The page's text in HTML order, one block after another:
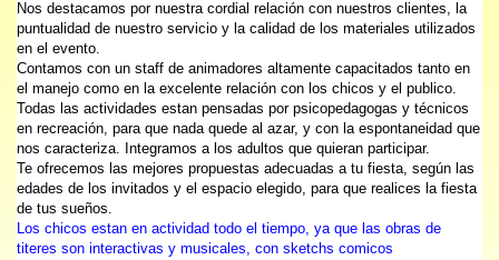
Nos destacamos por nuestra cordial relación con nuestros clientes, la
puntualidad de nuestro servicio y la calidad de los materiales utilizados
en el evento.
Contamos con un staff de animadores altamente capacitados tanto en
el manejo como en la excelente relación con los chicos y el publico.
Todas las actividades estan pensadas por psicopedagogas y técnicos
en recreación, para que nada quede al azar, y con la espontaneidad que
nos caracteriza. Integramos a los adultos que quieran participar.
Te ofrecemos las mejores propuestas adecuadas a tu fiesta, según las
edades de los invitados y el espacio elegido, para que realices la fiesta
de tus sueños.
Los chicos estan en actividad todo el tiempo, ya que las obras de
titeres son interactivas y musicales, con sketchs comicos